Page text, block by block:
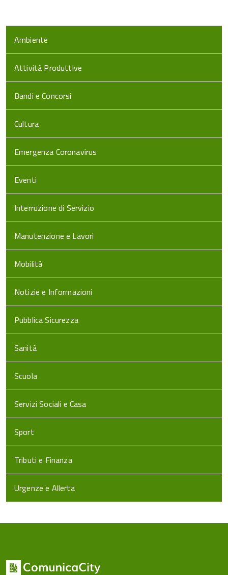
Ambiente
Attività Produttive
Bandi e Concorsi
Cultura
Emergenza Coronavirus
Eventi
Interruzione di Servizio
Manutenzione e Lavori
Mobilità
Notizie e Informazioni
Pubblica Sicurezza
Sanità
Scuola
Servizi Sociali e Casa
Sport
Tributi e Finanza
Urgenze e Allerta